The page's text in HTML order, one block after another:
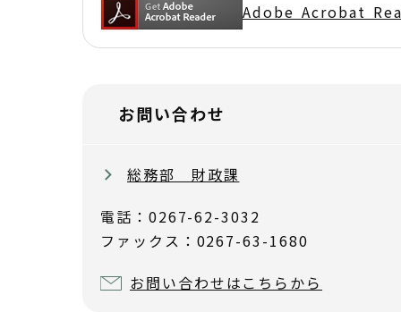
Adobe Acrobat
お問い合わせ
総務部 財政課
電話：0267-62-3032
ファックス：0267-63-1680
お問い合わせはこちらから